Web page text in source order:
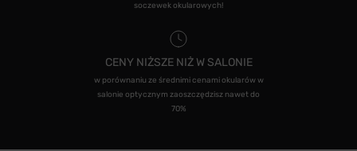
soczewek okularowych!
CENY NIŻSZE NIŻ W SALONIE
w porównaniu ze średnimi cenami okularów w
salonie optycznym zaoszczędzisz nawet do
70%